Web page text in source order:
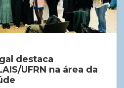
destaca
UFRN na área da